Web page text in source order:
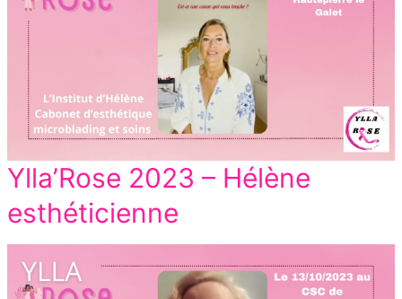
Ylla’Rose 2023 – Hélène
esthéticienne